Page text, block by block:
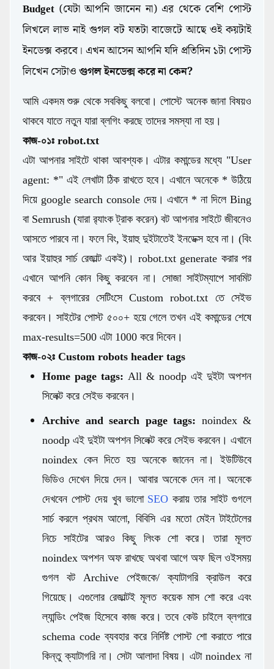
Budget (যেটা আপনি জানেন না) এর থেকে বেশি পোস্ট
লিখলে লাভ নাই গুগল বট যতটা বাজেটে আছে ওই কয়টাই
ইনডেক্স করবে। এখন আসেন আপনি যদি প্রতিদিন ১টা পোস্ট
লিখেন সেটাওগুগলইনডেক্স করে না কেন?
Digital Marketing
আমি একদম শুরু থেকে সবকিছু বলবো। পোস্টে অনেক জানা বিষয়ও
থাকবে যাতে নতুন যারা ব্লগিং করছে তাদের সমস্যা না হয়।
কাজ-০১ঃ robot.txt
এটা আপনার সাইটে থাকা আবশ্যক। এটার কমান্ডের মধ্যে "User
agent: *" এই লেখাটা ঠিক রাখতে হবে। এখানে অনেকে * উঠিয়ে
দিয়ে google search console দেয়। এখানে * না দিলে Bing
বা Semrush (যারা র‍্যাংক ট্রাক করেন) বট আপনার সাইটে জীবনেও
আসতে পারবে না। ফলে বিং, ইয়াহু দুইটাতেই ইনডেক্স হবে না। (বিং
আর ইয়াহুর সার্চ রেজাল্ট একই)। robot.txt generate করার পর
এখানে আপনি কোন কিছু করবেন না। সোজা সাইটম্যাপে সাবমিট
করবে + ব্লগারের সেটিংসে Custom robot.txt তে সেইভ
করবেন। সাইটের পোস্ট ৫০০+ হয়ে গেলে তখন এই কমান্ডের শেষে
max-results=500 এটা 1000 করে দিবেন।
কাজ-০২ঃ Custom robots header tags
Home page tags: All & noodp এই দুইটা অপশন
সিলেক্ট করে সেইভ করবেন।
Archive and search page tags: noindex &
noodp এই দুইটা অপশন সিলেক্ট করে সেইভ করবেন। এখানে
noindex কেন দিতে হয় অনেকে জানেন না। ইউটিউবে
ভিডিও দেখেন দিয়ে দেন। আবার অনেকে দেন না। অনেকে
দেখবেন পোস্ট দেয় খুব ভালো SEO করায় তার সাইট গুগলে
সার্চ করলে প্রথম আলো, বিবিসি এর মতো মেইন টাইটেলের
নিচে সাইটের আরও কিছু লিংক শো করে। তারা মূলত
noindex অপশন অফ রাখছে অথবা আগে অফ ছিল ওইসময়
গুগল বট Archive পেইজকে/ ক্যাটাগরি ক্রাউল করে
গিয়েছে। এগুলোর রেজাল্টই মূলত কয়েক মাস শো করে এবং
ল্যান্ডিং পেইজ হিসেবে কাজ করে। তবে কেউ চাইলে ব্লগারে
schema code ব্যবহার করে নির্দিষ্ট পোস্ট শো করাতে পারে
কিন্তু ক্যাটাগরি না। সেটা আলাদা বিষয়। এটা noindex না